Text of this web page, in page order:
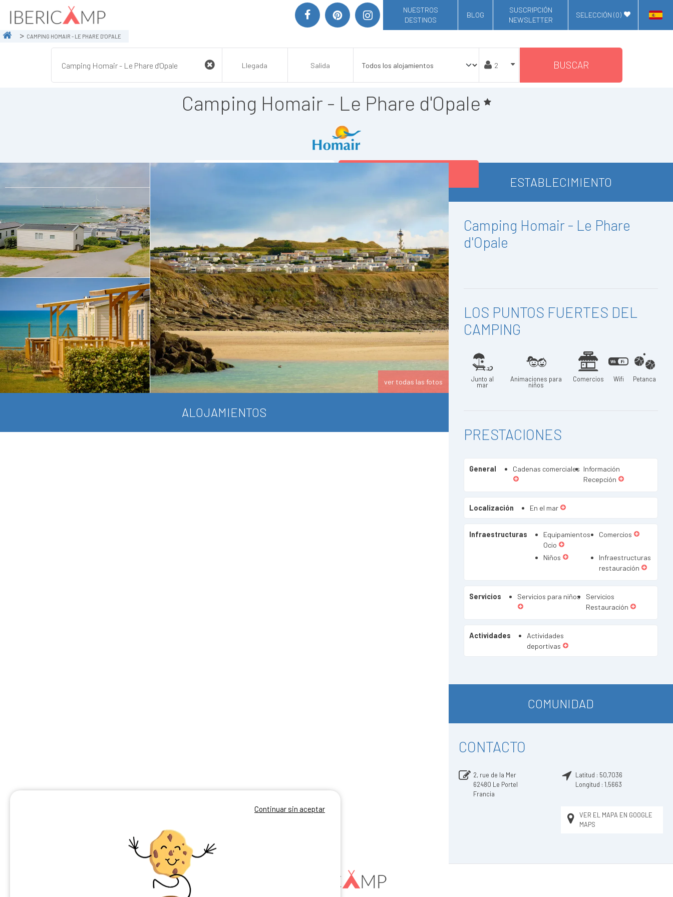
NUESTROS
DESTINOS
BLOG
SUSCRIPCIÓN
NEWSLETTER
SELECCIÓN (0)
CAMPING HOMAIR - LE PHARE D'OPALE
BUSCAR
Camping Homair - Le Phare d'Opale
ver todas las fotos
ALOJAMIENTOS
ESTABLECIMIENTO
Camping Homair - Le Phare
d'Opale
LOS PUNTOS FUERTES DEL
CAMPING
Junto al
mar
Animaciones para
niños
Comercios Wifi Petanca
PRESTACIONES
General Cadenas comerciales Información
Recepción
Localización En el mar
Infraestructuras
Equipamientos
Ocio
Comercios
Niños
Infraestructuras
restauración
Servicios Servicios para niños
Servicios
Restauración
Actividades
Actividades
deportivas
COMUNIDAD
CONTACTO
2, rue de la Mer
62480 Le Portel
Francia
Latitud : 50,7036
Longitud : 1,5663
VER EL MAPA EN GOOGLE
MAPS
Continuar sin aceptar